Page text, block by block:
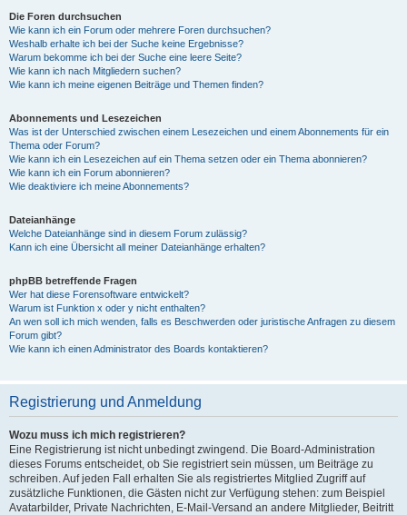
Die Foren durchsuchen
Wie kann ich ein Forum oder mehrere Foren durchsuchen?
Weshalb erhalte ich bei der Suche keine Ergebnisse?
Warum bekomme ich bei der Suche eine leere Seite?
Wie kann ich nach Mitgliedern suchen?
Wie kann ich meine eigenen Beiträge und Themen finden?
Abonnements und Lesezeichen
Was ist der Unterschied zwischen einem Lesezeichen und einem Abonnements für ein
Thema oder Forum?
Wie kann ich ein Lesezeichen auf ein Thema setzen oder ein Thema abonnieren?
Wie kann ich ein Forum abonnieren?
Wie deaktiviere ich meine Abonnements?
Dateianhänge
Welche Dateianhänge sind in diesem Forum zulässig?
Kann ich eine Übersicht all meiner Dateianhänge erhalten?
phpBB betreffende Fragen
Wer hat diese Forensoftware entwickelt?
Warum ist Funktion x oder y nicht enthalten?
An wen soll ich mich wenden, falls es Beschwerden oder juristische Anfragen zu diesem
Forum gibt?
Wie kann ich einen Administrator des Boards kontaktieren?
Registrierung und Anmeldung
Wozu muss ich mich registrieren?
Eine Registrierung ist nicht unbedingt zwingend. Die Board-Administration
dieses Forums entscheidet, ob Sie registriert sein müssen, um Beiträge zu
schreiben. Auf jeden Fall erhalten Sie als registriertes Mitglied Zugriff auf
zusätzliche Funktionen, die Gästen nicht zur Verfügung stehen: zum Beispiel
Avatarbilder, Private Nachrichten, E-Mail-Versand an andere Mitglieder, Beitritt